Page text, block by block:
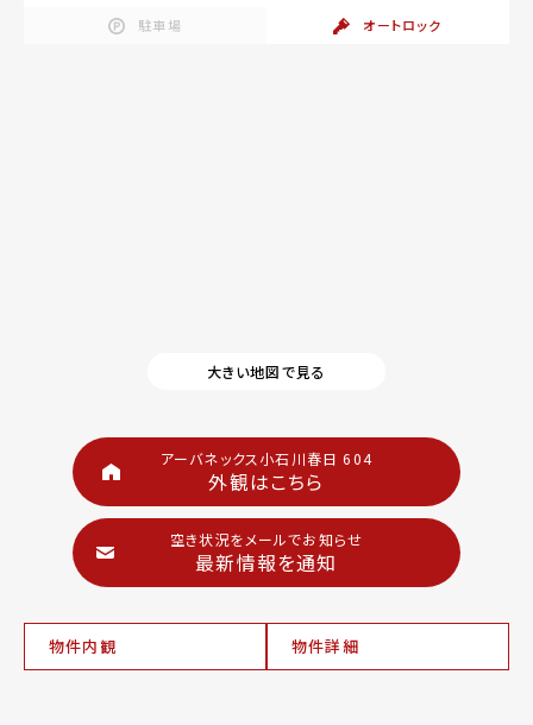
駐車場
オートロック
大きい地図で見る
アーバネックス小石川春日 604
外観はこちら
空き状況をメールでお知らせ
最新情報を通知
物件内観 物件詳細